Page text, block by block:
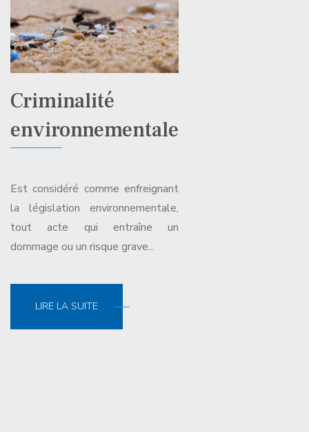
Criminalité
environnementale
Est considéré comme enfreignant
la législation environnementale,
tout acte qui entraîne un
dommage ou un risque grave...
LIRE LA SUITE